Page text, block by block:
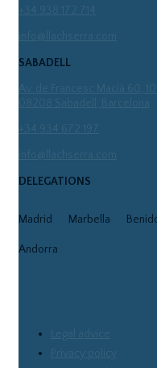
info@llachserra.com
SABADELL
Av. de Francesc Macià 60,
info@llachserra.com
DELEGATIONS
Madrid Marbella
Andorra